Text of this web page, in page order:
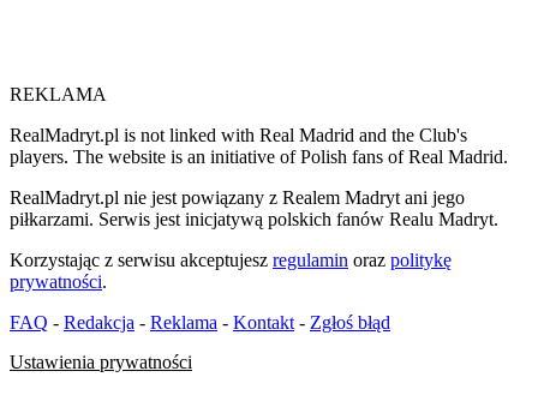
REKLAMA
RealMadryt.pl is not linked with Real Madrid and the Club's
players. The website is an initiative of Polish fans of Real Madrid.
RealMadryt.pl nie jest powiązany z Realem Madryt ani jego
piłkarzami. Serwis jest inicjatywą polskich fanów Realu Madryt.
Korzystając z serwisu akceptujesz regulamin oraz politykę
prywatności.
FAQ - Redakcja - Reklama - Kontakt - Zgłoś błąd
Ustawienia prywatności